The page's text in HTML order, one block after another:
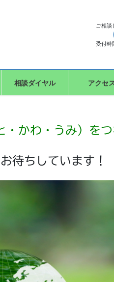
ご相談
受付時
相談ダイヤル アクセ
かわ・うみ）を
待ちしています！